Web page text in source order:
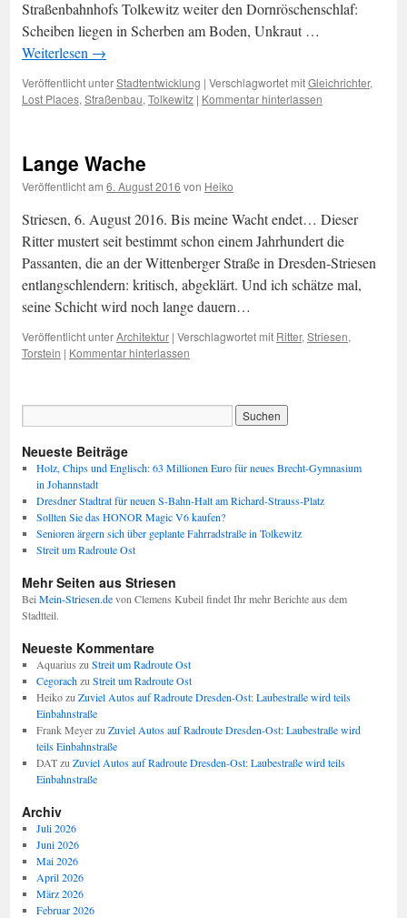
Straßenbahnhofs Tolkewitz weiter den Dornröschenschlaf:
Scheiben liegen in Scherben am Boden, Unkraut …
Weiterlesen →
Veröffentlicht unterStadtentwicklung | Verschlagwortet mitGleichrichter,
Lost Places, Straßenbau, Tolkewitz | Kommentar hinterlassen
Lange Wache
Veröffentlicht am 6. August 2016 von Heiko
Striesen, 6. August 2016. Bis meine Wacht endet… Dieser
Ritter mustert seit bestimmt schon einem Jahrhundert die
Passanten, die an der Wittenberger Straße in Dresden-Striesen
entlangschlendern: kritisch, abgeklärt. Und ich schätze mal,
seine Schicht wird noch lange dauern…
Veröffentlicht unterArchitektur | Verschlagwortet mit Ritter, Striesen,
Torstein | Kommentar hinterlassen
Neueste Beiträge
Holz, Chips und Englisch: 63 Millionen Euro für neues Brecht-Gymnasium
in Johannstadt
Dresdner Stadtrat für neuen S-Bahn-Halt am Richard-Strauss-Platz
Sollten Sie das HONOR Magic V6 kaufen?
Senioren ärgern sich über geplante Fahrradstraße in Tolkewitz
Streit um Radroute Ost
Mehr Seiten aus Striesen
Bei Mein-Striesen.devon Clemens Kubeil findet Ihr mehr Berichte aus dem
Stadtteil.
Neueste Kommentare
Aquarius zu Streit um Radroute Ost
Cegorachzu Streit um Radroute Ost
Heikozu Zuviel Autos auf Radroute Dresden-Ost: Laubestraße wird teils
Einbahnstraße
Frank Meyerzu Zuviel Autos auf Radroute Dresden-Ost: Laubestraße wird
teils Einbahnstraße
DATzu Zuviel Autos auf Radroute Dresden-Ost: Laubestraße wird teils
Einbahnstraße
Archiv
Juli 2026
Juni 2026
Mai 2026
April 2026
März 2026
Februar 2026